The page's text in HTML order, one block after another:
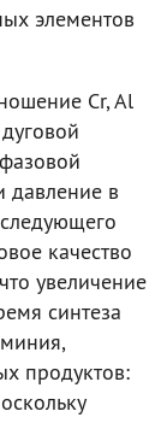
элементов
Cr, Al
давление в
качество
увеличение
синтеза
продуктов: